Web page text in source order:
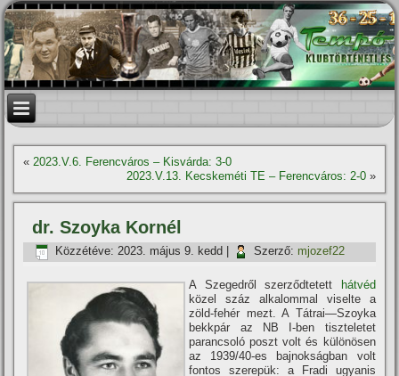
«2023.V.6. Ferencváros – Kisvárda: 3-0
2023.V.13. Kecskeméti TE – Ferencváros: 2-0»
dr. Szoyka Kornél
Közzétéve: 2023. május 9. kedd Szerző: mjozef22
A Szegedről szerződtetett
hátvéd
közel száz alkalommal viselte a
zöld-fehér mezt. A Tátrai—Szoyka
bekkpár az NB I-ben tiszteletet
parancsoló poszt volt és különösen
az 1939/40-es bajnokságban volt
fontos szerepük: a Fradi ugyanis